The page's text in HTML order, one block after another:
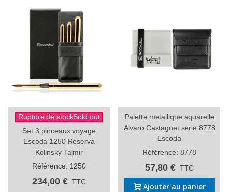
Rupture de stockSold out
Set 3 pinceaux voyage
Escoda 1250 Reserva
Kolinsky Tajmir
Référence: 1250
234,00 € TTC
Palette metallique aquarelle
Alvaro Castagnet serie 8778
Escoda
Référence: 8778
57,80 € TTC
Ajouter au panier